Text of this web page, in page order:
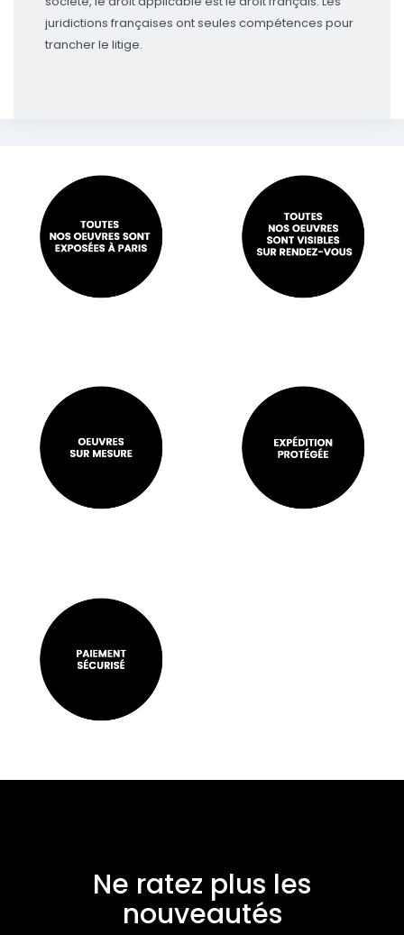
juridictions françaises ont seules compétences pour
trancher le litige.
Ne ratez plus les
nouveautés